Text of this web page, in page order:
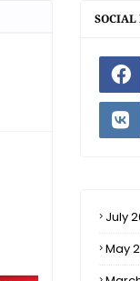
SOCIAL
July
May